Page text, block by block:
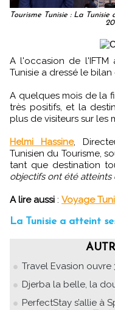
Tourisme Tunisie : La
A l'occasion de l'IFTM à Paris, l'office de tourisme de la
Tunisie a dressé le
A quelques mois de la
très positifs, et la
plus de visiteurs sur les
Helmi Hassine,
Tunisien du Tourisme,
tant que destination
objectifs ont été atteints
A lire aussi : Voyage
La Tunisie a atteint
Travel Evasion
Djerba la belle, la
PerfectStay s’allie à